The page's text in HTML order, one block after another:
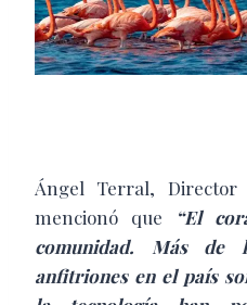
Ángel Terral, Director
mencionó que
“El
comunidad. Más de
anfitriones en el país